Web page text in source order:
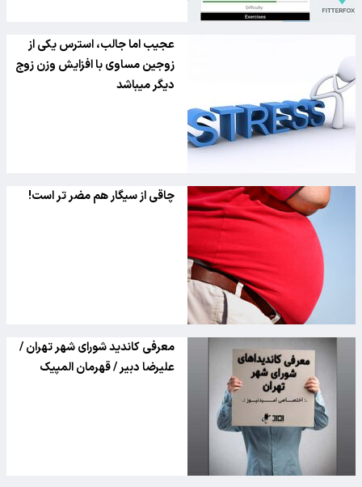
عجیب اما جالب، استرس یکی از
زوجین مساوی با افزایش وزن زوج
دیگر میباشد
چاقی از سیگار هم مضر تر است!
معرفی کاندید شورای شهر تهران /
علیرضا دبیر / قهرمان المپیک